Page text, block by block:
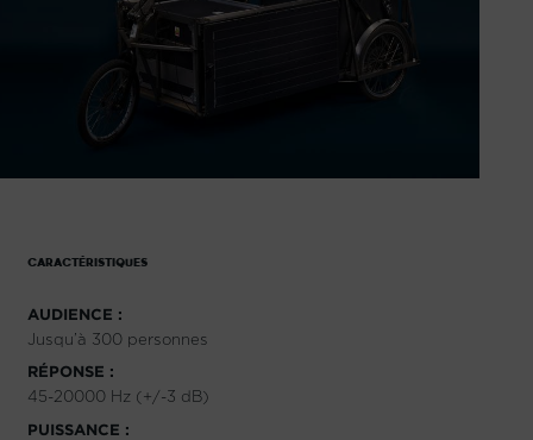
CARACTÉRISTIQUES
AUDIENCE :
Jusqu’à 300 personnes
RÉPONSE :
45-20000 Hz (+/-3 dB)
PUISSANCE :